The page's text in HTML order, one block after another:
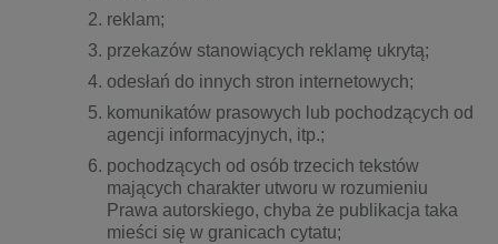
reklam;
przekazów stanowiących reklamę ukrytą;
odesłań do innych stron internetowych;
komunikatów prasowych lub pochodzących od
agencji informacyjnych, itp.;
pochodzących od osób trzecich tekstów
mających charakter utworu w rozumieniu
Prawa autorskiego, chyba że publikacja taka
mieści się w granicach cytatu;